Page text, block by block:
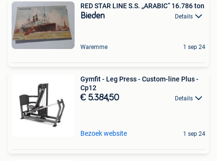
RED STAR LINE S.S. „ARABIC” 16.786 ton
Bieden Details
Waremme 1 sep 24
Gymfit - Leg Press - Custom-line Plus -
Cp12
€ 5.384,50 Details
Bezoek website 1 sep 24